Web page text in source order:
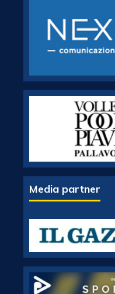
Media partner